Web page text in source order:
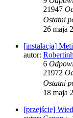
21947
Ostatni
26 maja
[instalacja]
autor:
6
21972
Ostatni
18 maja
[przejście]